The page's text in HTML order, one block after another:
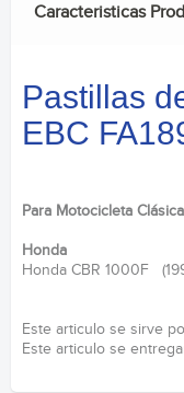
Caracteristicas
Pastillas
EBC
Para Motocicleta Clásica
Honda
Honda CBR 1000F
Este articulo se sirve
Este articulo se